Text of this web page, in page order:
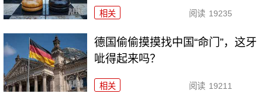
相关 阅读 19235
德国偷偷摸摸找中国“命门”，这牙
呲得起来吗？
相关 阅读 19211